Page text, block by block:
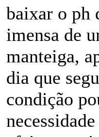
baixar o ph
imensa de
manteiga,
dia que
condição